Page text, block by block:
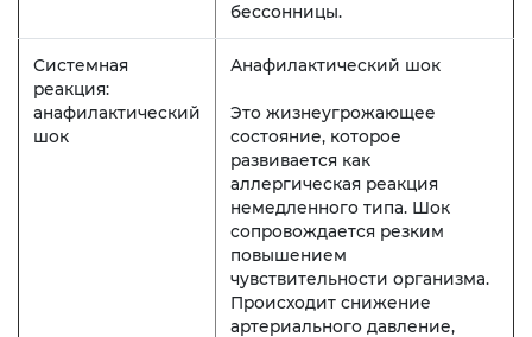
бессонницы.
Системная
реакция:
анафилактический
шок
Анафилактический шок
Это жизнеугрожающее
состояние, которое
развивается как
аллергическая реакция
немедленного типа. Шок
сопровождается резким
повышением
чувствительности организма.
Происходит снижение
артериального давление,